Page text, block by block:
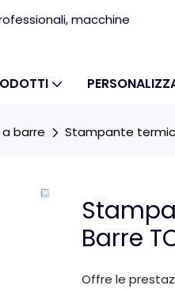
macchine
barre Stampante
Barre
Offre le